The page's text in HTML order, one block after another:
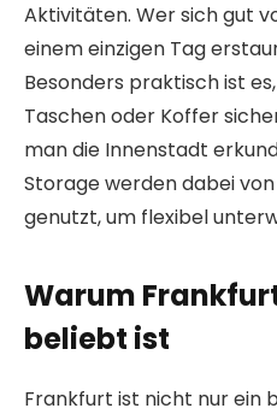
Aktivitäten. Wer sich gut
einem einzigen Tag
Besonders praktisch ist
Taschen oder Koffer
man die Innenstadt
Storage werden dabei
genutzt, um flexibel
Warum
beliebt ist
Frankfurt ist nicht nur ein